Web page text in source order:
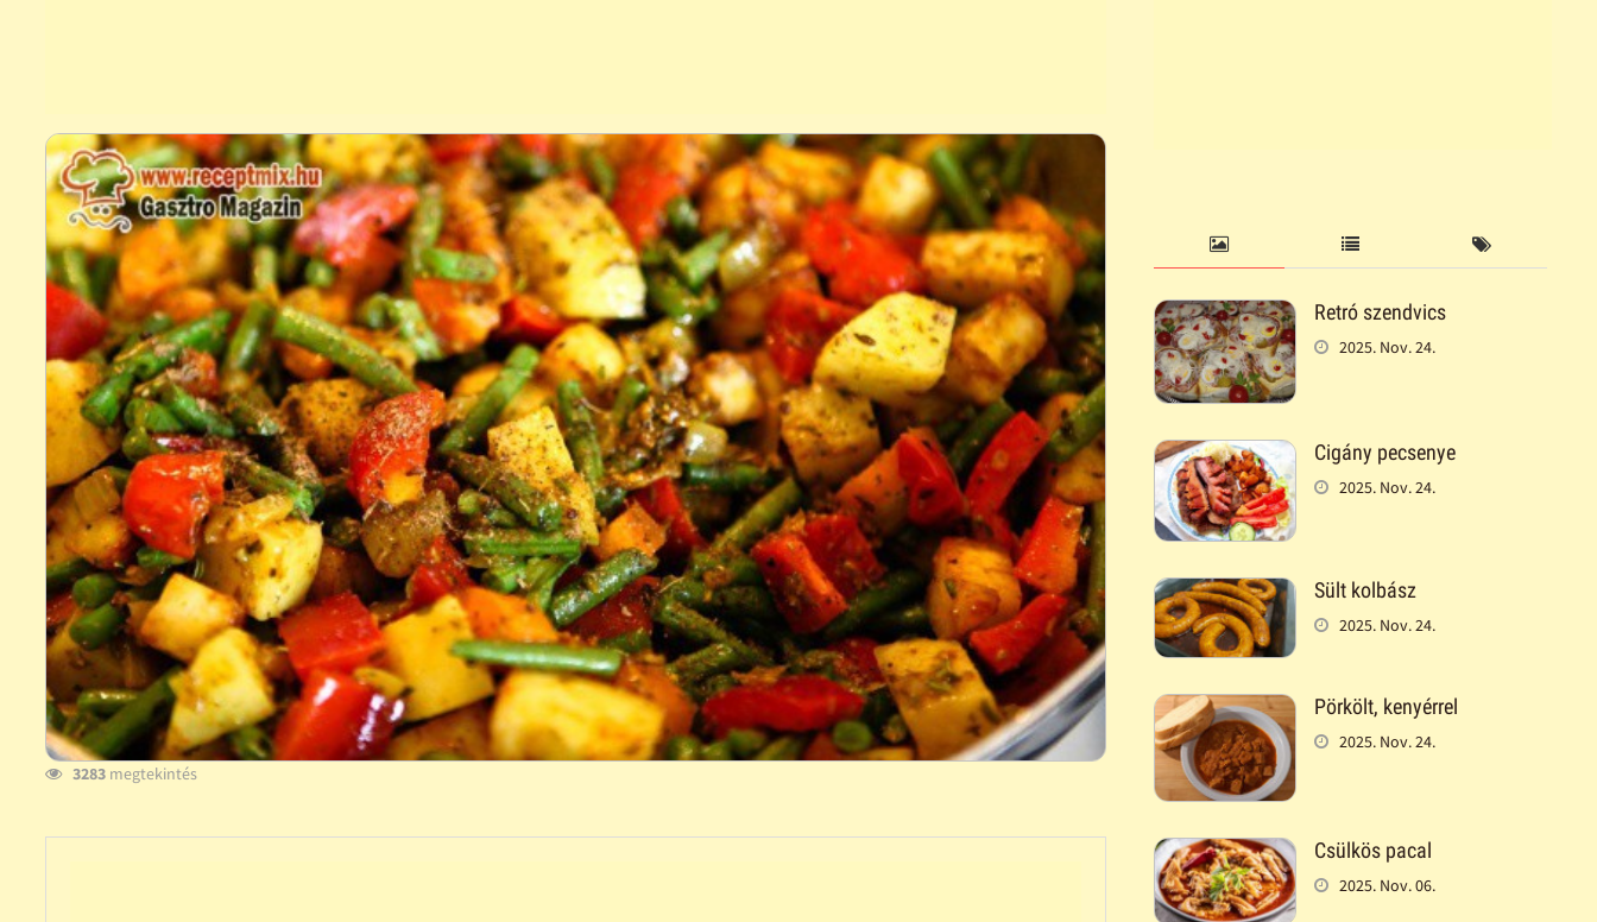
3283 megtekintés
Retró szendvics
2025. Nov. 24.
Cigány pecsenye
2025. Nov. 24.
Sült kolbász
2025. Nov. 24.
Pörkölt, kenyérrel
2025. Nov. 24.
Csülkös pacal
2025. Nov. 06.